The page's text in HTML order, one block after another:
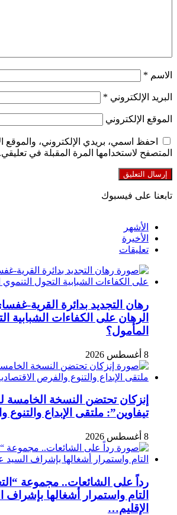
الاسم *
البريد الإلكتروني *
الموقع الإلكتروني
احفظ اسمي، بريدي الإلكتروني، والموقع
المتصفح لاستخدامها المرة المقبلة في تعليقي.
تابعنا على فيسبوك
الأشهر
الأخيرة
تعليقات
رهان التجديد بدائرة القرية-
الرهان على الكفاءات الشبابية
المأمول؟
8 أغسطس 2026
إنزكان تحتضن النسخة
تيفاوين”: ملتقى الإبداع والتنوع
8 أغسطس 2026
رداً على الشائعات.. مجموعة
التام واستمرار أشغالها
الإقليم…